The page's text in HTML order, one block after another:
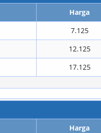
Harga
7.125
12.125
17.125
Harga